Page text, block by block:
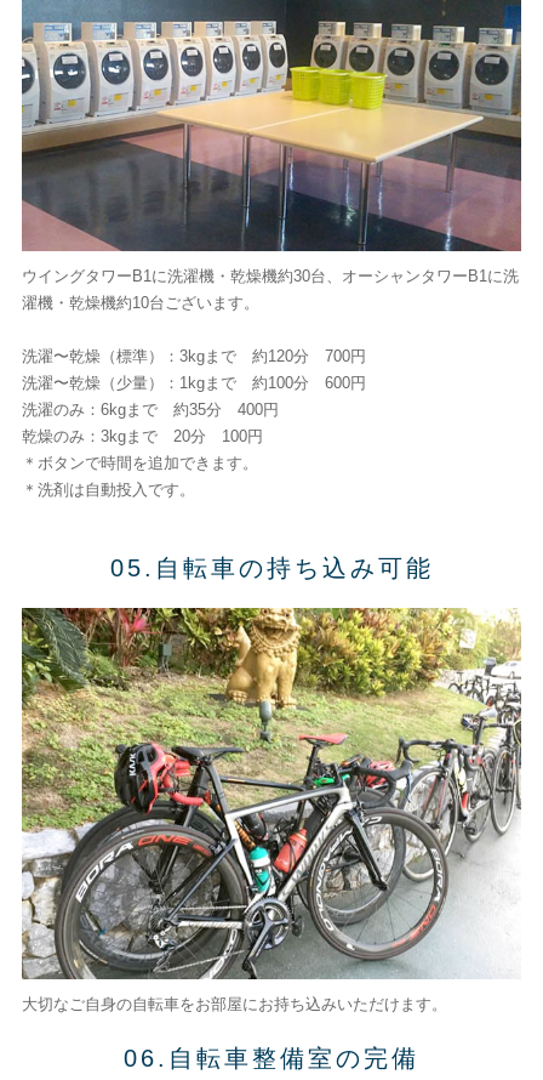
ウイングタワーB1に洗濯機・乾燥機約30台、オーシャンタワーB1に洗
濯機・乾燥機約10台ございます。
洗濯〜乾燥（標準）：3kgまで 約120分 700円
洗濯〜乾燥（少量）：1kgまで 約100分 600円
洗濯のみ：6kgまで 約35分 400円
乾燥のみ：3kgまで 20分 100円
＊ボタンで時間を追加できます。
＊洗剤は自動投入です。
05.自転車の持ち込み可能
大切なご自身の自転車をお部屋にお持ち込みいただけます。
06.自転車整備室の完備